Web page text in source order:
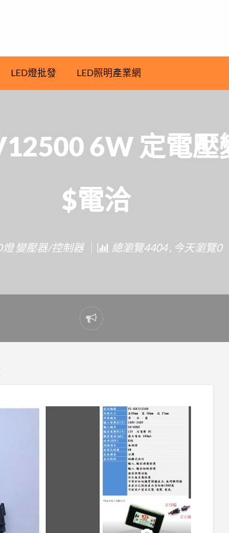
LED燈批發 LED照明產業網
6W 定電壓
$電洽
燈 變壓器/控制器 總瀏覽4404 , 今天瀏覽0
Report
problem